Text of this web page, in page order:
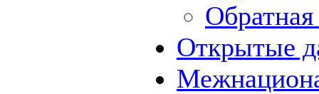
Обратная
Открытые